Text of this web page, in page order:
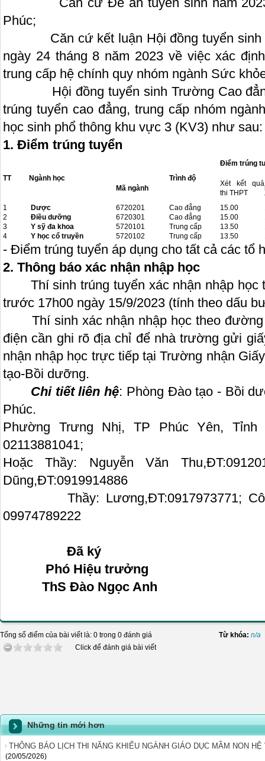
Phúc;
Căn cứ kết luận Hội đồng tuyển sinh
ngày 24 tháng 8 năm 2023 về việc xác
trung cấp hệ chính quy nhóm ngành Sức
Hội đồng tuyển sinh Trường Cao đẳng
trúng tuyển cao đẳng, trung cấp nhóm
học sinh phổ thông khu vực 3 (KV3) như sau:
1. Điểm trúng tuyển
TT Ngành học Trình độ
Điểm trúng
Mã ngành
Xét kết quả
thi THPT
1
Dược 6720201 Cao đẳng 15.00
2
Điều dưỡng 6720301 Cao đẳng 15.00
3
Y sỹ đa khoa 5720101 Trung cấp 13.50
4
Y học cổ truyền 5720102 Trung cấp 13.50
- Điểm trúng tuyển áp dụng cho tất cả các tổ
2. Thông báo xác nhận nhập học
Thí sinh trúng tuyển xác nhận nhập học
trước 17h00 ngày 15/9/2023 (tính theo dấu
Thí sinh xác nhận nhập học theo đường
điện cần ghi rõ địa chỉ để nhà trường gửi
nhận nhập học trực tiếp tại Trường nhận
tạo-Bồi dưỡng.
Chi tiết liên hệ: Phòng Đào tạo - Bồi
Phúc.
Phường Trưng Nhị, TP Phúc Yên,
02113881041;
Hoặc Thầy: Nguyễn Văn
Dũng,ĐT:0919914886
Thầy: Lương,ĐT:0917973771; Cô:
09974789222
Đã ký
Phó Hiệu trưởng
ThS Đào Ngọc Anh
Tổng số điểm của bài viết là: 0 trong 0 đánh giá
Click để đánh giá bài viết
Từ khóa: n/a
Những tin mới hơn
THÔNG BÁO LỊCH THI NĂNG KHIẾU NGÀNH GIÁO DỤC MẦM NON
(20/05/2026)